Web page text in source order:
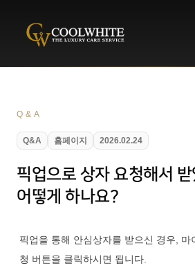
Coolwhite
Q&A
Q&A 홈페이지 2026.02.24
픽업으로 상자 요청해서
어떻게 하나요?
픽업을 통해 안심상자를 받으신 경우, 마
청 버튼을 클릭하시면 됩니다.